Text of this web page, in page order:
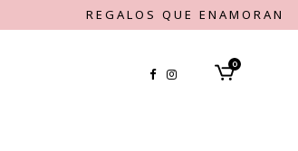
REGALOS QUE ENAMORAN
0